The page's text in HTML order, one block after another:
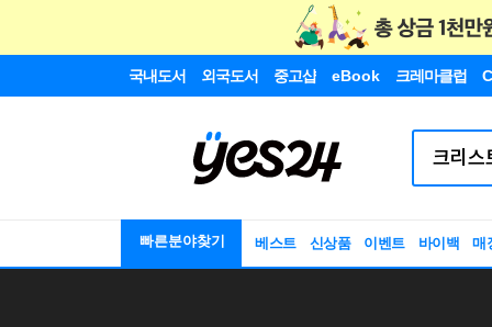
국내도서 외국도서 중고샵 eBook 크레마클럽
빠른분야찾기 베스트 신상품 이벤트 바이백 매